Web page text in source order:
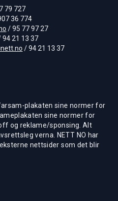
79 727
36 774
/ 95 77 97 27
94 21 13 37
/ 94 21 13 37
plakaten sine normer for
sine normer for
og reklame/sponsing. Alt
verna. NETT NO har
nettsider som det blir